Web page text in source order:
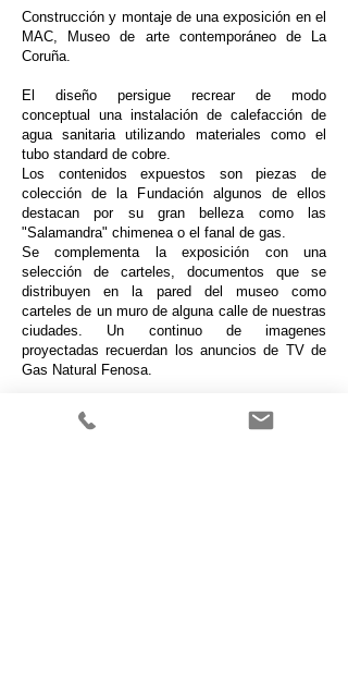
Construcción y montaje de una exposición en el
MAC, Museo de arte contemporáneo de La
Coruña.
El diseño persigue recrear de modo
conceptual una instalación de calefacción de
agua sanitaria utilizando materiales como el
tubo standard de cobre.
Los contenidos expuestos son piezas de
colección de la Fundación algunos de ellos
destacan por su gran belleza como las
"Salamandra" chimenea o el fanal de gas.
Se complementa la exposición con una
selección de carteles, documentos que se
distribuyen en la pared del museo como
carteles de un muro de alguna calle de nuestras
ciudades. Un continuo de imagenes
proyectadas recuerdan los anuncios de TV de
Gas Natural Fenosa.